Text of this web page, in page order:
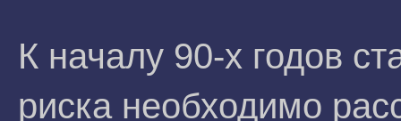
К началу 90-х годов
риска необходимо